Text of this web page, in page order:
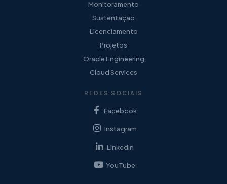
Monitoramento
Sustentação
Licenciamento
Projetos
Oracle Engineering
Cloud Services
REDES SOCIAIS
Facebook
Instagram
Linkedin
YouTube